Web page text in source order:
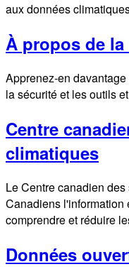
aux données
À propos de la
Apprenez-en
la sécurité et les outils
Centre
climatiques
Le Centre canadien
Canadiens l'information
comprendre et réduire
Données